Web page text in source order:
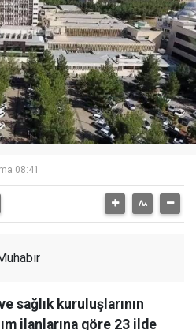
08:41
sağlık kuruluşlarının
ilanlarına göre 23 ilde